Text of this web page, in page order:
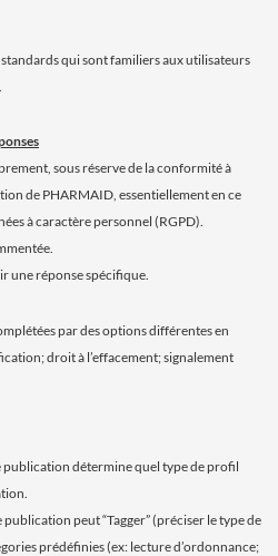
standards qui sont familiers aux utilisateurs
sous réserve de la conformité à
de PHARMAID, essentiellement en ce
à caractère personnel (RGPD).
une réponse spécifique.
par des options différentes en
droit à l’effacement; signalement
publication détermine quel type de profil
peut “Tagger” (préciser le type de
prédéfinies (ex: lecture d’ordonnance;